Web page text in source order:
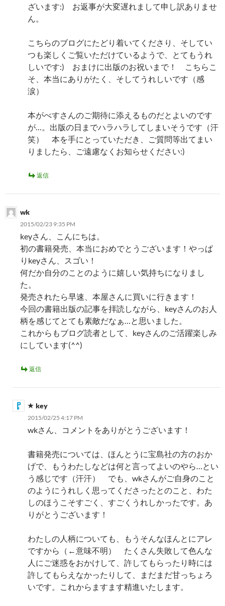
ざいます:) お返事が大変遅れまして申し訳ありませ
ん。
こちらのブログにたどり着いてくださり、そしてい
つも楽しくご覧いただけているようで、とてもうれ
しいです:) おまけに出版のお祝いまで！ こちらこ
そ、本当にありがたく、そしてうれしいです（感
涙）
本がべすさんのご期待に添えるものだとよいのです
が…。出版の日までハラハラしてしまいそうです（汗
笑） 本を手にとっていただき、ご質問等出てまい
りましたら、ご遠慮なくお知らせください:)
返信
wk
2015/02/23 9:35 PM
keyさん、こんにちは。
初の書籍発売、本当におめでとうございます！やっぱ
りkeyさん、スゴい！
何だか自分のことのように嬉しい気持ちになりまし
た。
発売されたら早速、本屋さんに買いに行きます！
今回の書籍出版の記事を拝読しながら、keyさんのお人
柄を感じてとても素敵だなぁ…と思いました。
これからもブログ読者として、keyさんのご活躍楽しみ
にしています(^^)
返信
key
2015/02/25 4:17 PM
wkさん、コメントをありがとうございます！
書籍発売については、ほんとうに宝島社の方のおか
げで、もうわたしなどは何と言ってよいのやら…とい
う感じです（汗汗） でも、wkさんがご自身のこと
のようにうれしく思ってくださったとのこと、わた
しのほうこそすごく、すごくうれしかったです。あ
りがとうございます！
わたしの人柄についても、もうそんなほんとにアレ
ですから（←意味不明） たくさん失敗して色んな
人にご迷惑をおかけして、許してもらったり時には
許してもらえなかったりして、まだまだ甘っちょろ
いです。これからますます精進いたします。